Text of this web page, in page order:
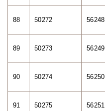
88 50272 56248
89 50273 56249
90 50274 56250
91 50275 56251